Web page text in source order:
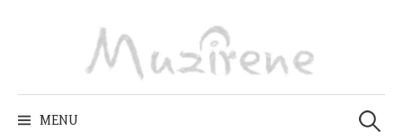
MENU
Zoeken
naar: